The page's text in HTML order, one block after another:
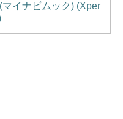
イナビムック) (Xper